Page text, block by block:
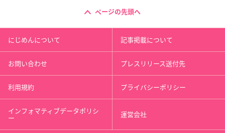
ページの先頭へ
にじめんについて 記事掲載について
お問い合わせ プレスリリース送付先
利用規約 プライバシーポリシー
インフォマティブデータポリシ
ー 運営会社